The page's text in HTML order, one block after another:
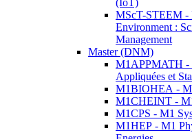
(IoT)
MScT-STEEM -
Environment :
Management
Master (DNM)
M1APPMATH -
Appliquées et
M1BIOHEA -
M1CHEINT -
M1CPS - M1
M1HEP - M1